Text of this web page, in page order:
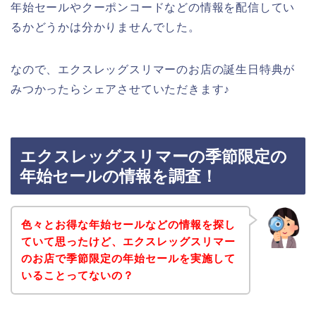
年始セールやクーポンコードなどの情報を配信してい
るかどうかは分かりませんでした。
なので、エクスレッグスリマーのお店の誕生日特典が
みつかったらシェアさせていただきます♪
エクスレッグスリマーの季節限定の
年始セールの情報を調査！
色々とお得な年始セールなどの情報を探し
ていて思ったけど、エクスレッグスリマー
のお店で季節限定の年始セールを実施して
いることってないの？